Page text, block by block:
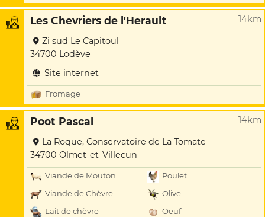
Les Chevriers de l'Herault 14km
Zi sud Le Capitoul
34700 Lodève
Site internet
Fromage
Poot Pascal 14km
La Roque, Conservatoire de La Tomate
34700 Olmet-et-Villecun
Viande de Mouton
Poulet
Viande de Chèvre
Olive
Lait de chèvre
Oeuf